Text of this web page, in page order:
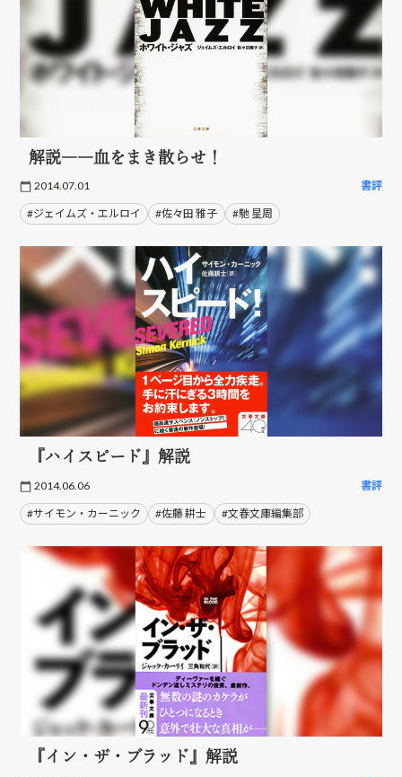
解説――血をまき散らせ！
2014.07.01 書評
#ジェイムズ・エルロイ #佐々田 雅子 #馳 星周
『ハイスピード』解説
2014.06.06 書評
#サイモン・カーニック #佐藤 耕士 #文春文庫編集部
『イン・ザ・ブラッド』解説